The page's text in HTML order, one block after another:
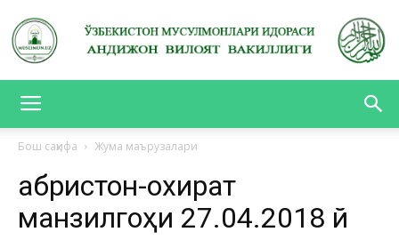
ВИЛОЯТ
Бош саҳифа Жума маърузалари
Қабристон-охират
манзилгоҳи 27.04.2018 й